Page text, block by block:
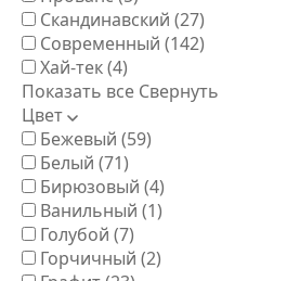
Скандинавский (27)
Современный (142)
Хай-тек(4)
Показать все Свернуть
Цвет
Бежевый (59)
Белый (71)
Бирюзовый (4)
Ванильный (1)
Голубой (7)
Горчичный (2)